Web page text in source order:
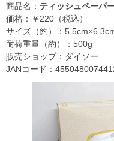
商品名： ティッシュペーパ
価格：￥220（税込）
サイズ（約）：
耐荷重量（約）：500g
販売ショップ：ダイソー
JANコード：